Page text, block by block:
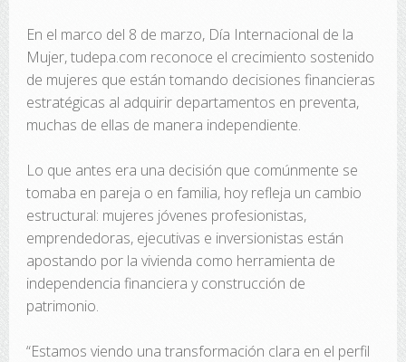
En el marco del 8 de marzo, Día Internacional de la
Mujer, tudepa.com reconoce el crecimiento sostenido
de mujeres que están tomando decisiones financieras
estratégicas al adquirir departamentos en preventa,
muchas de ellas de manera independiente.
Lo que antes era una decisión que comúnmente se
tomaba en pareja o en familia, hoy refleja un cambio
estructural: mujeres jóvenes profesionistas,
emprendedoras, ejecutivas e inversionistas están
apostando por la vivienda como herramienta de
independencia financiera y construcción de
patrimonio.
“Estamos viendo una transformación clara en el perfil